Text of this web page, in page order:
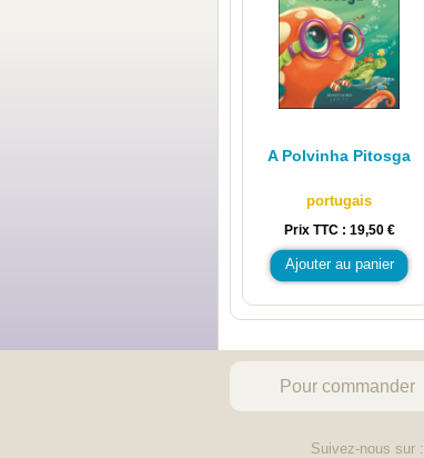
A Polvinha Pitosga
portugais
Prix TTC : 19,50 €
Ajouter au panier
Pour commander
Suivez-nous sur :